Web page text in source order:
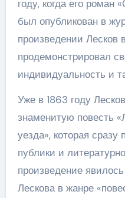
году, когда его роман
был опубликован в
произведении Лесков
продемонстрировал
индивидуальность и
Уже в 1863 году
знаменитую повесть
уезда», которая
публики и
произведение
Лескова в жанре